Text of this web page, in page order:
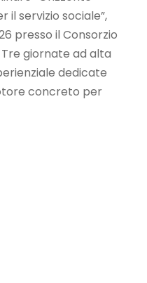
il servizio sociale”,
presso il Consorzio
Tre giornate ad alta
dedicate
concreto per